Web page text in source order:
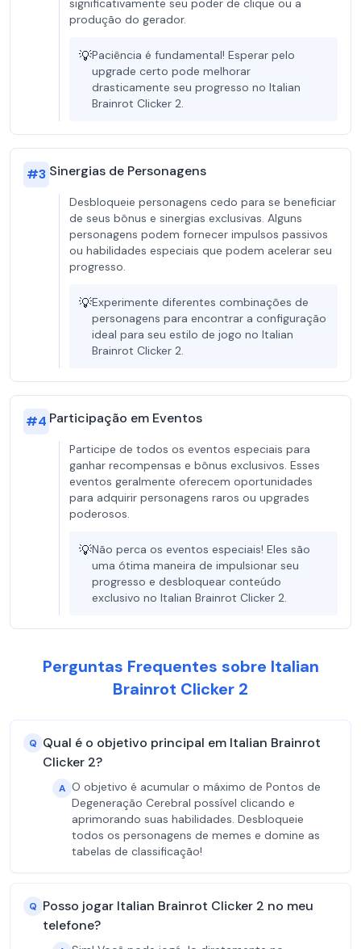
significativamente seu poder de clique ou a
produção do gerador.
💡Paciência é fundamental! Esperar pelo
upgrade certo pode melhorar
drasticamente seu progresso no Italian
Brainrot Clicker 2.
#3 Sinergias de Personagens
Desbloqueie personagens cedo para se beneficiar
de seus bônus e sinergias exclusivas. Alguns
personagens podem fornecer impulsos passivos
ou habilidades especiais que podem acelerar seu
progresso.
💡Experimente diferentes combinações de
personagens para encontrar a configuração
ideal para seu estilo de jogo no Italian
Brainrot Clicker 2.
#4 Participação em Eventos
Participe de todos os eventos especiais para
ganhar recompensas e bônus exclusivos. Esses
eventos geralmente oferecem oportunidades
para adquirir personagens raros ou upgrades
poderosos.
💡Não perca os eventos especiais! Eles são
uma ótima maneira de impulsionar seu
progresso e desbloquear conteúdo
exclusivo no Italian Brainrot Clicker 2.
Perguntas Frequentes sobre Italian
Brainrot Clicker 2
Q Qual é o objetivo principal em Italian Brainrot
Clicker 2?
A O objetivo é acumular o máximo de Pontos de
Degeneração Cerebral possível clicando e
aprimorando suas habilidades. Desbloqueie
todos os personagens de memes e domine as
tabelas de classificação!
Q Posso jogar Italian Brainrot Clicker 2 no meu
telefone?